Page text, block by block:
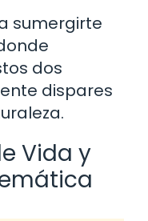
sumergirte
dos
dispares
Vida y